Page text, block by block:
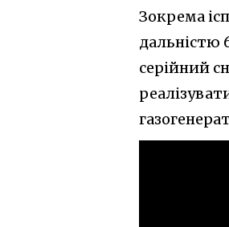
Зокрема
дальністю
серійний